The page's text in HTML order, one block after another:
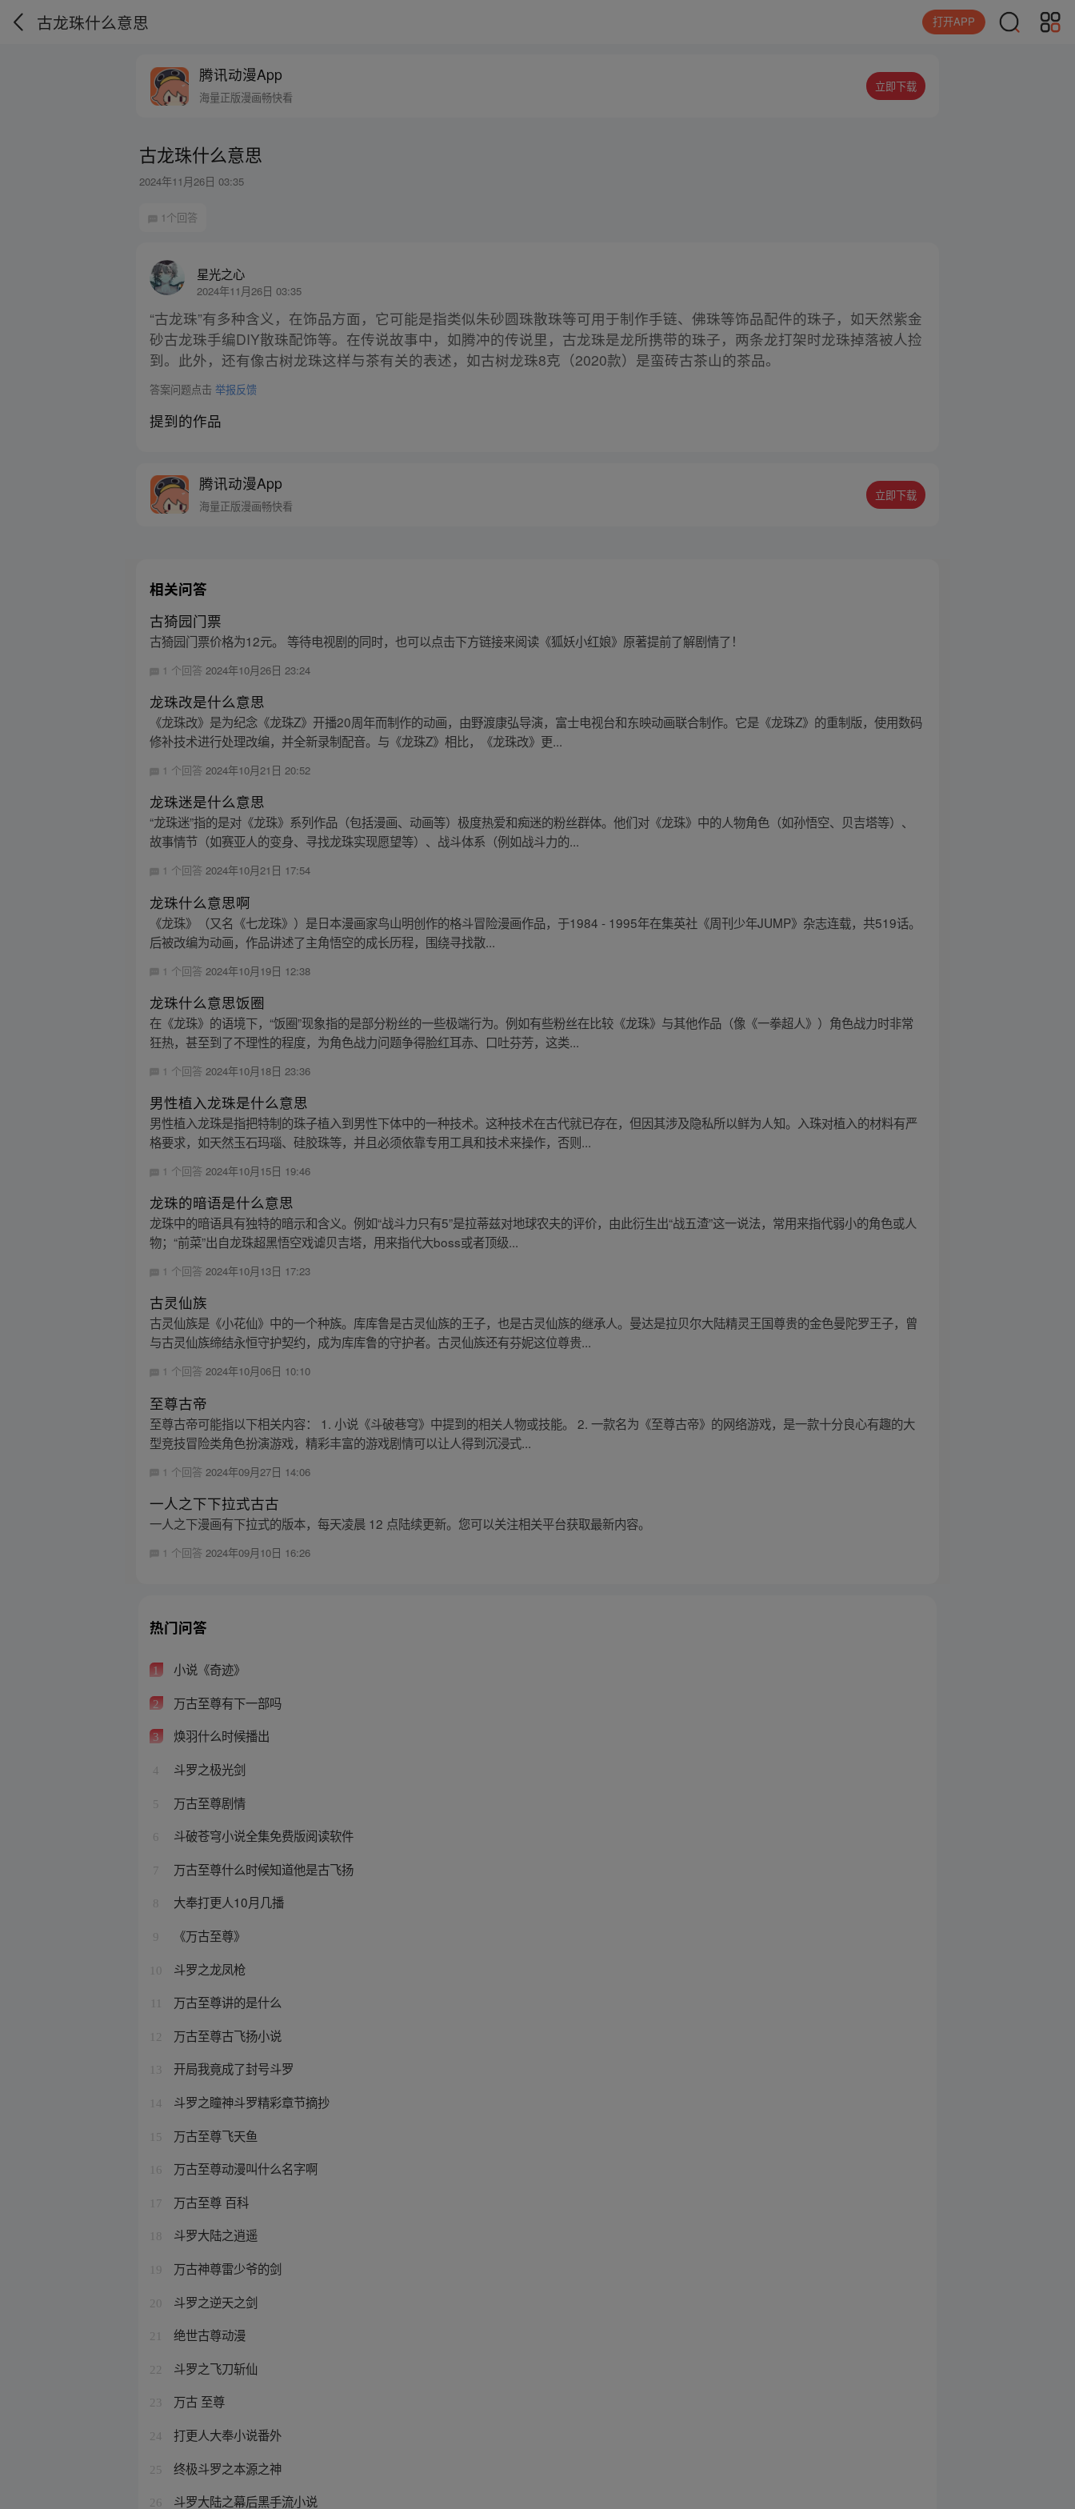
古龙珠什么意思 打开APP
腾讯动漫App
海量正版漫画畅快看
立即下载
古龙珠什么意思
2024年11月26日 03:35
1个回答
星光之心
2024年11月26日 03:35
“古龙珠”有多种含义，在饰品方面，它可能是指类似朱砂圆珠散珠等可用于制作手链、佛珠等饰品配件的珠子，如天然紫金
砂古龙珠手编DIY散珠配饰等。在传说故事中，如腾冲的传说里，古龙珠是龙所携带的珠子，两条龙打架时龙珠掉落被人捡
到。此外，还有像古树龙珠这样与茶有关的表述，如古树龙珠8克（2020款）是蛮砖古茶山的茶品。
答案问题点击举报反馈
提到的作品
腾讯动漫App
海量正版漫画畅快看
立即下载
相关问答
古猗园门票
古猗园门票价格为12元。 等待电视剧的同时，也可以点击下方链接来阅读《狐妖小红娘》原著提前了解剧情了！
1 个回答2024年10月26日 23:24
龙珠改是什么意思
《龙珠改》是为纪念《龙珠Z》开播20周年而制作的动画，由野渡康弘导演，富士电视台和东映动画联合制作。它是《龙珠Z》的重制版，使用数码
修补技术进行处理改编，并全新录制配音。与《龙珠Z》相比，《龙珠改》更...
1 个回答2024年10月21日 20:52
龙珠迷是什么意思
“龙珠迷”指的是对《龙珠》系列作品（包括漫画、动画等）极度热爱和痴迷的粉丝群体。他们对《龙珠》中的人物角色（如孙悟空、贝吉塔等）、
故事情节（如赛亚人的变身、寻找龙珠实现愿望等）、战斗体系（例如战斗力的...
1 个回答2024年10月21日 17:54
龙珠什么意思啊
《龙珠》（又名《七龙珠》）是日本漫画家鸟山明创作的格斗冒险漫画作品，于1984 - 1995年在集英社《周刊少年JUMP》杂志连载，共519话。
后被改编为动画，作品讲述了主角悟空的成长历程，围绕寻找散...
1 个回答 2024年10月19日 12:38
龙珠什么意思饭圈
在《龙珠》的语境下，“饭圈”现象指的是部分粉丝的一些极端行为。例如有些粉丝在比较《龙珠》与其他作品（像《一拳超人》）角色战力时非常
狂热，甚至到了不理性的程度，为角色战力问题争得脸红耳赤、口吐芬芳，这类...
1 个回答 2024年10月18日 23:36
男性植入龙珠是什么意思
男性植入龙珠是指把特制的珠子植入到男性下体中的一种技术。这种技术在古代就已存在，但因其涉及隐私所以鲜为人知。入珠对植入的材料有严
格要求，如天然玉石玛瑙、硅胶珠等，并且必须依靠专用工具和技术来操作，否则...
1 个回答2024年10月15日 19:46
龙珠的暗语是什么意思
龙珠中的暗语具有独特的暗示和含义。例如“战斗力只有5”是拉蒂兹对地球农夫的评价，由此衍生出“战五渣”这一说法，常用来指代弱小的角色或人
物；“前菜”出自龙珠超黑悟空戏谑贝吉塔，用来指代大boss或者顶级...
1 个回答2024年10月13日 17:23
古灵仙族
古灵仙族是《小花仙》中的一个种族。库库鲁是古灵仙族的王子，也是古灵仙族的继承人。曼达是拉贝尔大陆精灵王国尊贵的金色曼陀罗王子，曾
与古灵仙族缔结永恒守护契约，成为库库鲁的守护者。古灵仙族还有芬妮这位尊贵...
1 个回答2024年10月06日 10:10
至尊古帝
至尊古帝可能指以下相关内容： 1. 小说《斗破巷穹》中提到的相关人物或技能。 2. 一款名为《至尊古帝》的网络游戏，是一款十分良心有趣的大
型竞技冒险类角色扮演游戏，精彩丰富的游戏剧情可以让人得到沉浸式...
1 个回答 2024年09月27日 14:06
一人之下下拉式古古
一人之下漫画有下拉式的版本，每天凌晨 12 点陆续更新。您可以关注相关平台获取最新内容。
1 个回答 2024年09月10日 16:26
热门问答
1 小说《奇迹》
2 万古至尊有下一部吗
3 焕羽什么时候播出
4 斗罗之极光剑
5 万古至尊剧情
6 斗破苍穹小说全集免费版阅读软件
7 万古至尊什么时候知道他是古飞扬
8 大奉打更人10月几播
9 《万古至尊》
10 斗罗之龙凤枪
万古至尊讲的是什么
12 万古至尊古飞扬小说
13 开局我竟成了封号斗罗
14 斗罗之瞳神斗罗精彩章节摘抄
15 万古至尊飞天鱼
16 万古至尊动漫叫什么名字啊
17 万古至尊 百科
18 斗罗大陆之逍遥
19 万古神尊雷少爷的剑
20 斗罗之逆天之剑
21 绝世古尊动漫
22 斗罗之飞刀斩仙
23 万古 至尊
24 打更人大奉小说番外
25 终极斗罗之本源之神
26 斗罗大陆之幕后黑手流小说